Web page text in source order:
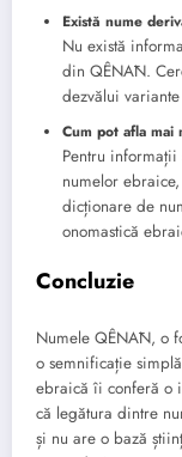
Există nume
Nu există
din QÊNĀN.
dezvălui
Cum pot afla
Pentru
numelor
dicționare de
onomastică
Concluzie
Numele QÊNĀN, o
o semnificație
ebraică îi conferă o
că legătura dintre
și nu are o bază